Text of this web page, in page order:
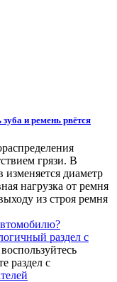
и ремень рвётся
грязи. В
изменяется диаметр
нагрузка от ремня
из строя ремня
раздел с
раздел с